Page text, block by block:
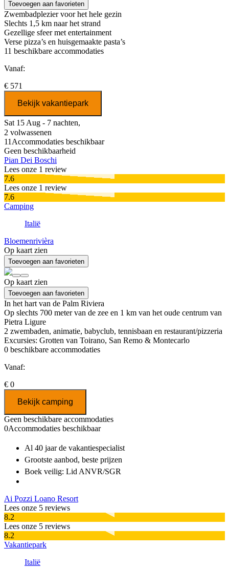
Toevoegen aan favorieten
Zwembadplezier voor het hele gezin
Slechts 1,5 km naar het strand
Gezellige sfeer met entertainment
Verse pizza’s en huisgemaakte pasta’s
11 beschikbare accommodaties
Vanaf:
€ 571
Bekijk vakantiepark
Sat 15 Aug - 7 nachten,
2 volwassenen
11Accommodaties beschikbaar
Geen beschikbaarheid
Pian Dei Boschi
Lees onze 1 review
7.6
Lees onze 1 review
7.6
Camping
Italië
Bloemenrivièra
Op kaart zien
Toevoegen aan favorieten
Op kaart zien
Toevoegen aan favorieten
In het hart van de Palm Riviera
Op slechts 700 meter van de zee en 1 km van het oude centrum van
Pietra Ligure
2 zwembaden, animatie, babyclub, tennisbaan en restaurant/pizzeria
Excursies: Grotten van Toirano, San Remo & Montecarlo
0 beschikbare accommodaties
Vanaf:
€ 0
Bekijk camping
Geen beschikbare accommodaties
0Accommodaties beschikbaar
Al 40 jaarde vakantiespecialist
Grootste aanbod, beste prijzen
Boek veilig: Lid ANVR/SGR
Ai Pozzi Loano Resort
Lees onze 5 reviews
8.2
Lees onze 5 reviews
8.2
Vakantiepark
Italië